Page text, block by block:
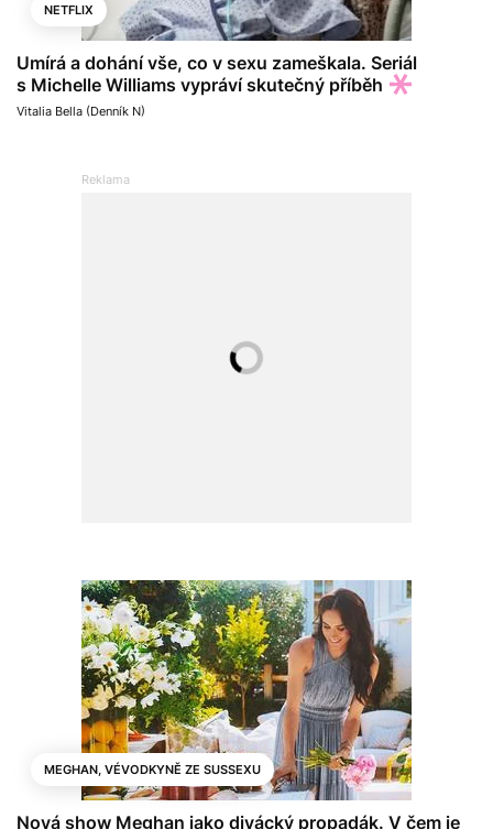
NETFLIX
Umírá a dohání vše, co v sexu zameškala. Seriál
s Michelle Williams vypráví skutečný příběh
Vitalia Bella (Denník N)
MEGHAN, VÉVODKYNĚ ZE SUSSEXU
Nová show Meghan jako divácký propadák. V čem je